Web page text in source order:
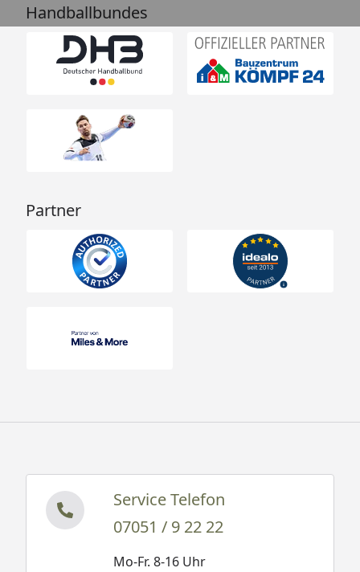
Handballbundes
Partner
Service Telefon
07051 / 9 22 22
Mo-Fr. 8-16 Uhr